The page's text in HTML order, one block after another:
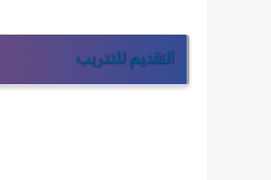
التقديم للتدريب